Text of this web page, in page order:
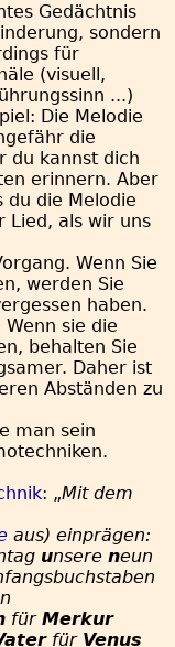
Gedächtnis
sondern
für
(visuell,
...)
Die Melodie
die
du kannst dich
erinnern. Aber
du die Melodie
Lied, als wir uns
Wenn Sie
werden Sie
haben.
sie die
behalten Sie
Daher ist
Abständen zu
man sein
: „Mit dem
aus) einprägen:
unsere neun
für Merkur
für Venus